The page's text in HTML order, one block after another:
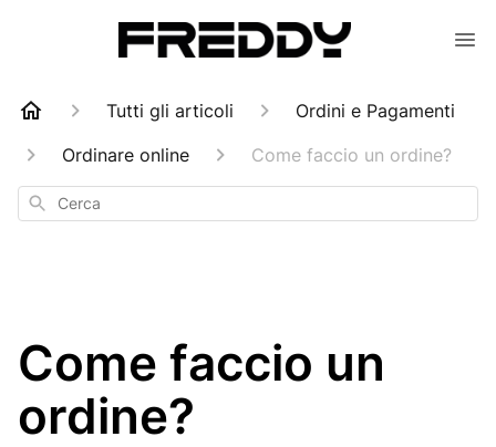
Tutti gli articoli
Ordini e Pagamenti
Ordinare online
Come faccio un ordine?
Cerca
Come faccio un
ordine?